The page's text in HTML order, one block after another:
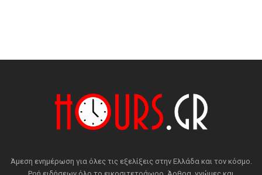
Άμεση ενημέρωση για όλες τις εξελίξεις στην Ελλάδα και τον κόσμο.